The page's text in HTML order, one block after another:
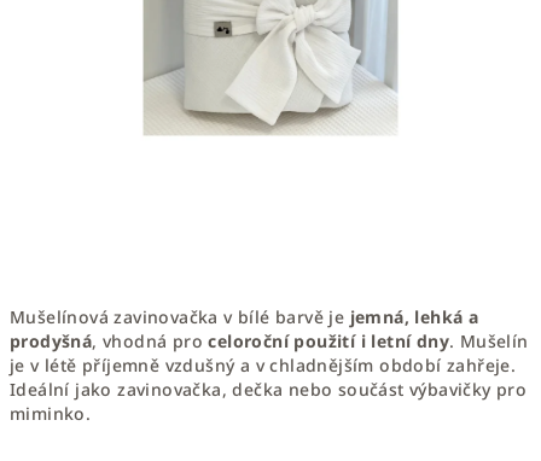
Mušelínová zavinovačka v bílé barvě je jemná, lehká a
prodyšná, vhodná proceloroční použití i letní dny. Mušelín
je v létě příjemně vzdušný a v chladnějším období zahřeje.
Ideální jako zavinovačka, dečka nebo součást výbavičky pro
miminko.